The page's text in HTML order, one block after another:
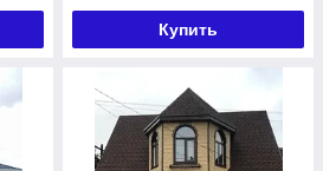
Купить